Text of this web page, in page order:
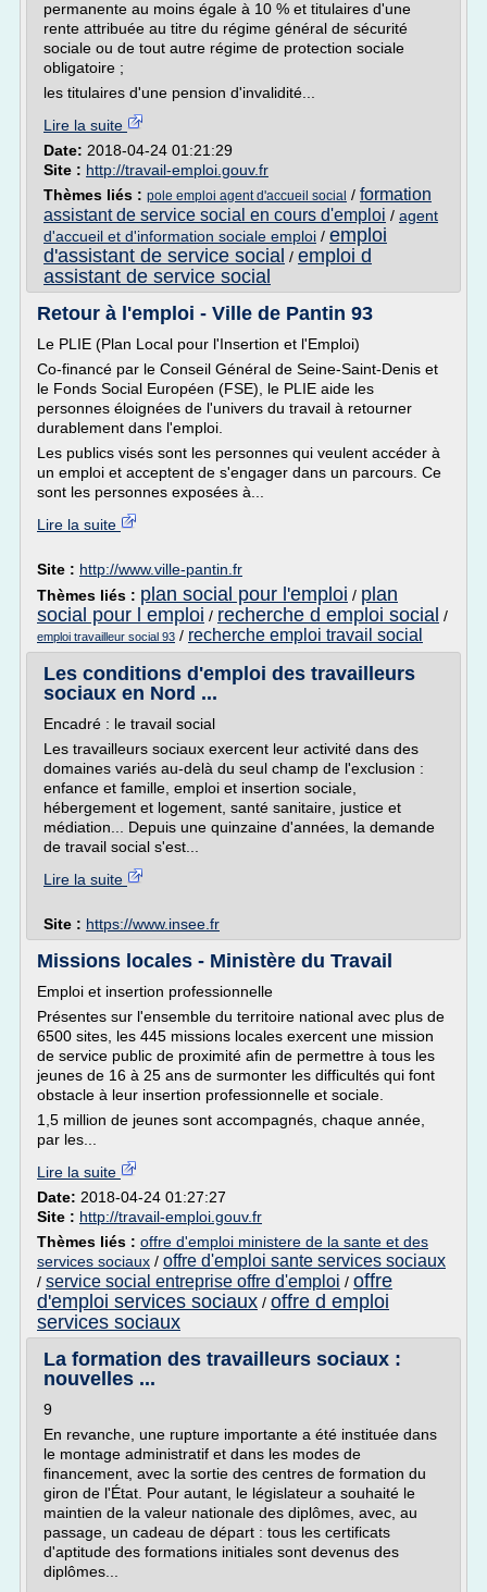
permanente au moins égale à 10 % et titulaires d'une
rente attribuée au titre du régime général de sécurité
sociale ou de tout autre régime de protection sociale
obligatoire ;
les titulaires d'une pension d'invalidité...
Lire la suite
Date: 2018-04-24 01:21:29
Site : http://travail-emploi.gouv.fr
Thèmes liés : pole emploi agent d'accueil social / formation
assistant de service social en cours d'emploi / agent
d'accueil et d'information sociale emploi / emploi
d'assistant de service social / emploi d
assistant de service social
Retour à l'emploi - Ville de Pantin 93
Le PLIE (Plan Local pour l'Insertion et l'Emploi)
Co-financé par le Conseil Général de Seine-Saint-Denis et
le Fonds Social Européen (FSE), le PLIE aide les
personnes éloignées de l'univers du travail à retourner
durablement dans l'emploi.
Les publics visés sont les personnes qui veulent accéder à
un emploi et acceptent de s'engager dans un parcours. Ce
sont les personnes exposées à...
Lire la suite
Site : http://www.ville-pantin.fr
Thèmes liés : plan social pour l'emploi / plan
social pour l emploi / recherche d emploi social /
emploi travailleur social 93 / recherche emploi travail social
Les conditions d'emploi des travailleurs
sociaux en Nord ...
Encadré : le travail social
Les travailleurs sociaux exercent leur activité dans des
domaines variés au-delà du seul champ de l'exclusion :
enfance et famille, emploi et insertion sociale,
hébergement et logement, santé sanitaire, justice et
médiation... Depuis une quinzaine d'années, la demande
de travail social s'est...
Lire la suite
Site : https://www.insee.fr
Missions locales - Ministère du Travail
Emploi et insertion professionnelle
Présentes sur l'ensemble du territoire national avec plus de
6500 sites, les 445 missions locales exercent une mission
de service public de proximité afin de permettre à tous les
jeunes de 16 à 25 ans de surmonter les difficultés qui font
obstacle à leur insertion professionnelle et sociale.
1,5 million de jeunes sont accompagnés, chaque année,
par les...
Lire la suite
Date: 2018-04-24 01:27:27
Site : http://travail-emploi.gouv.fr
Thèmes liés : offre d'emploi ministere de la sante et des
services sociaux / offre d'emploi sante services sociaux
/ service social entreprise offre d'emploi / offre
d'emploi services sociaux / offre d emploi
services sociaux
La formation des travailleurs sociaux :
nouvelles ...
9
En revanche, une rupture importante a été instituée dans
le montage administratif et dans les modes de
financement, avec la sortie des centres de formation du
giron de l'État. Pour autant, le législateur a souhaité le
maintien de la valeur nationale des diplômes, avec, au
passage, un cadeau de départ : tous les certificats
d'aptitude des formations initiales sont devenus des
diplômes...